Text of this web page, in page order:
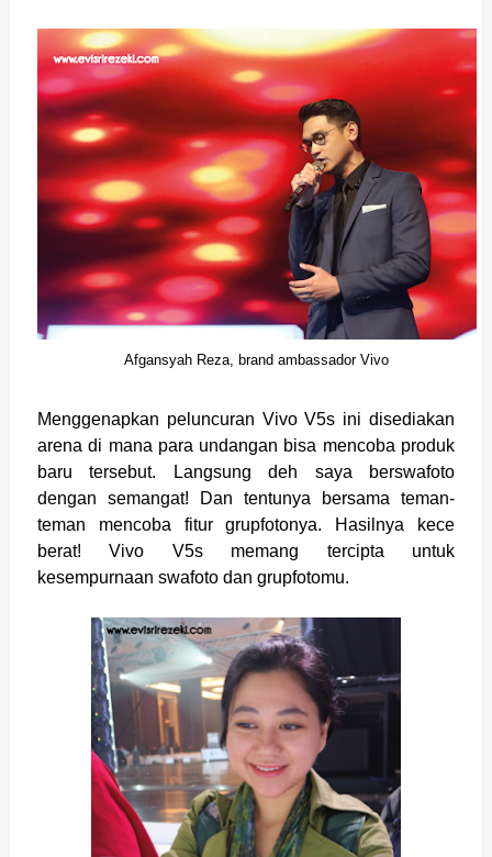
Afgansyah Reza, brand ambassador Vivo
Menggenapkan peluncuran Vivo V5s ini disediakan
arena di mana para undangan bisa mencoba produk
baru tersebut. Langsung deh saya berswafoto
dengan semangat! Dan tentunya bersama teman-
teman mencoba fitur grupfotonya. Hasilnya kece
berat! Vivo V5s memang tercipta untuk
kesempurnaan swafoto dan grupfotomu.